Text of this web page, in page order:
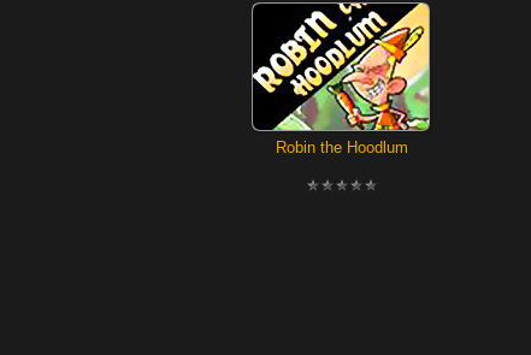
Robin the Hoodlum